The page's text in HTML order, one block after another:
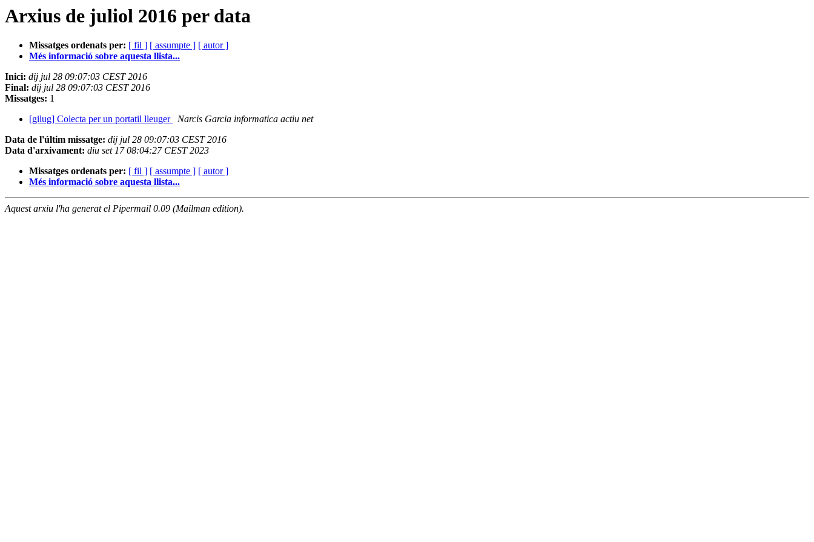
Arxius de juliol 2016 per data
Missatges ordenats per: [ fil ] [ assumpte ] [ autor ]
Més informació sobre aquesta llista...
Inici: dij jul 28 09:07:03 CEST 2016
Final: dij jul 28 09:07:03 CEST 2016
Missatges: 1
[gilug] Colecta per un portatil lleuger
Narcis Garcia informatica actiu net
Data de l'últim missatge: dij jul 28 09:07:03 CEST 2016
Data d'arxivament: diu set 17 08:04:27 CEST 2023
Missatges ordenats per: [ fil ] [ assumpte ] [ autor ]
Més informació sobre aquesta llista...
Aquest arxiu l'ha generat el Pipermail 0.09 (Mailman edition).